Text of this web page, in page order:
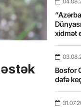
xidmət
Bosfor
dəfə